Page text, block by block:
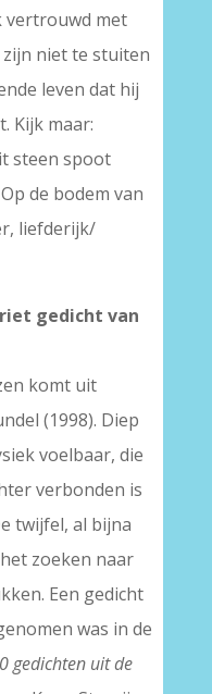
vertrouwd met
niet te stuiten
leven dat hij
Kijk maar:
steen spoot
de bodem van
liefderijk/
gedicht van
komt uit
(1998). Diep
voelbaar, die
verbonden is
twijfel, al bijna
zoeken naar
Een gedicht
was in de
gedichten uit de